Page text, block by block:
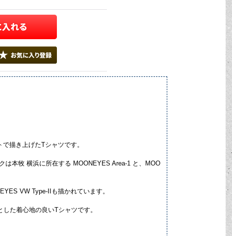
描き上げたTシャツです。
は本牧 横浜に所在する MOONEYES Area-1 と、MOO
VW Type-IIも描かれています。
た着心地の良いTシャツです。